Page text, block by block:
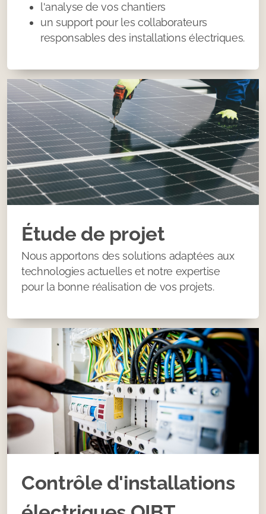
l'analyse de vos chantiers
un support pour les collaborateurs
responsables des installations électriques.
Étude de projet
Nous apportons des solutions adaptées aux
technologies actuelles et notre expertise
pour la bonne réalisation de vos projets.
Contrôle d'installations